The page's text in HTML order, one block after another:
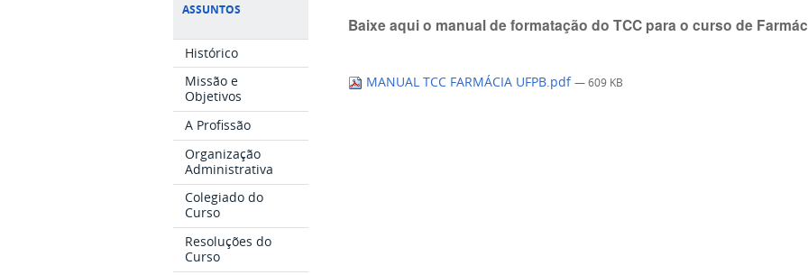
ASSUNTOS
Histórico
Missão e
Objetivos
A Profissão
Organização
Administrativa
Colegiado do
Curso
Resoluções do
Curso
Baixe aqui o manual de formatação do TCC para o curso de
MANUAL TCC FARMÁCIA UFPB.pdf— 609 KB